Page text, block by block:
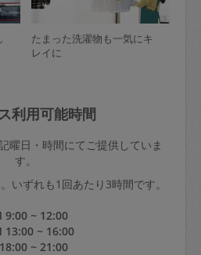
たまった洗濯物も一気にキ
レイに
利用可能時間
曜日・時間にてご提供していま
す。
いずれも1回あたり3時間です。
9:00 ~ 12:00
13:00 ~ 16:00
~ 21:00